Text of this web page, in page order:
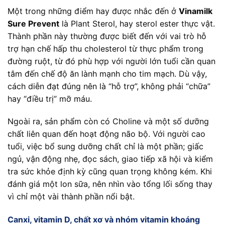
Một trong những điểm hay được nhắc đến ở Vinamilk
Sure Prevent là Plant Sterol, hay sterol ester thực vật.
Thành phần này thường được biết đến với vai trò hỗ
trợ hạn chế hấp thu cholesterol từ thực phẩm trong
đường ruột, từ đó phù hợp với người lớn tuổi cần quan
tâm đến chế độ ăn lành mạnh cho tim mạch. Dù vậy,
cách diễn đạt đúng nên là “hỗ trợ”, không phải “chữa”
hay “điều trị” mỡ máu.
Ngoài ra, sản phẩm còn có Choline và một số dưỡng
chất liên quan đến hoạt động não bộ. Với người cao
tuổi, việc bổ sung dưỡng chất chỉ là một phần; giấc
ngủ, vận động nhẹ, đọc sách, giao tiếp xã hội và kiểm
tra sức khỏe định kỳ cũng quan trọng không kém. Khi
đánh giá một lon sữa, nên nhìn vào tổng lối sống thay
vì chỉ một vài thành phần nổi bật.
Canxi, vitamin D, chất xơ và nhóm vitamin khoáng